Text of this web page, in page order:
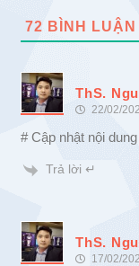
72 BÌNH LUẬN
ThS.
22/02/
# Cập nhật nội
Trả lời ↵
ThS.
17/02/